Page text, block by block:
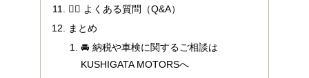
🙋‍♂️ よくある質問（Q&A）
まとめ
🚘 納税や車検に関するご相談は
KUSHIGATA MOTORSへ